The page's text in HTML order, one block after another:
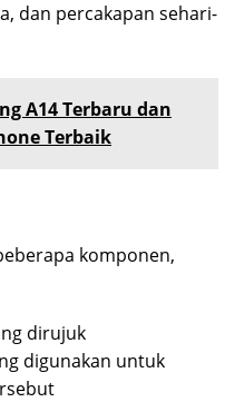
dan percakapan sehari-
A14 Terbaru dan
Terbaik
komponen,
dirujuk
digunakan untuk